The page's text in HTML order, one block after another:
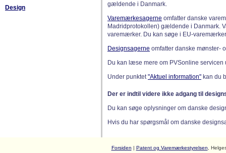
Design
gældende i Danmark.
Varemærkesagerne omfatter danske
Madridprotokollen) gældende i Danmark.
varemærker. Du kan søge i EU-
Designsagerne omfatter danske mønster-
Du kan læse mere om PVSonline
Under punktet"Aktuel information" kan du
Der er indtil videre ikke adgang til
Du kan søge oplysninger om danske
Hvis du har spørgsmål om danske
Forsiden | Patent og Varemærkestyrelsen ,